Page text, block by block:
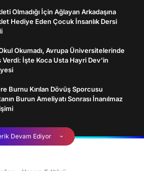
Olmadığı İçin Ağlayan Arkadaşına
Hediye Eden Çocuk İnsanlık Dersi
Okumadı, Avrupa Üniversitelerinde
Verdi: İşte Koca Usta Hayri Dev'in
Burnu Kırılan Dövüş Sporcusu
Burun Ameliyatı Sonrası İnanılmaz
Devam Ediyor